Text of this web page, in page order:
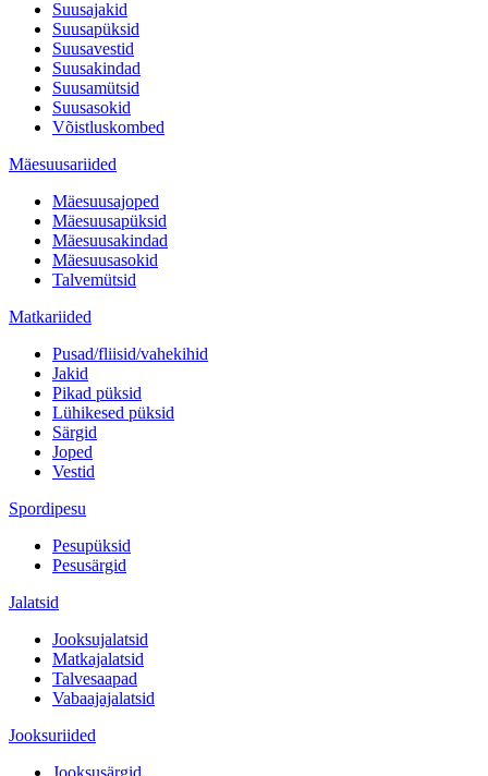
Suusajakid
Suusapüksid
Suusavestid
Suusakindad
Suusamütsid
Suusasokid
Võistluskombed
Mäesuusariided
Mäesuusajoped
Mäesuusapüksid
Mäesuusakindad
Mäesuusasokid
Talvemütsid
Matkariided
Pusad/fliisid/vahekihid
Jakid
Pikad püksid
Lühikesed püksid
Särgid
Joped
Vestid
Spordipesu
Pesupüksid
Pesusärgid
Jalatsid
Jooksujalatsid
Matkajalatsid
Talvesaapad
Vabaajajalatsid
Jooksuriided
Jooksusärgid